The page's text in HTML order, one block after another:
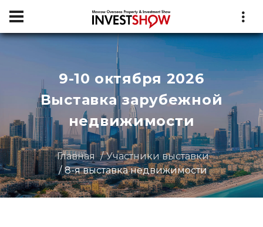
9-10 октября 2026
Выставка зарубежной
недвижимости
Главная
Участники выставки
8-я выставка недвижимости